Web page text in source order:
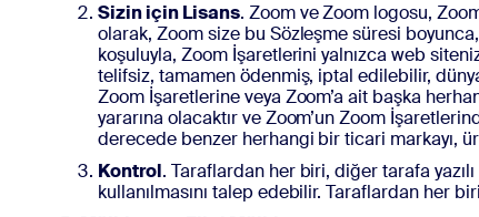
Sizin için Lisans. Zoom ve Zoom logosu,
olarak, Zoom size bu Sözleşme süresi
koşuluyla, Zoom İşaretlerini yalnızca web
telifsiz, tamamen ödenmiş, iptal edilebilir,
Zoom İşaretlerine veya Zoom’a ait başka
yararına olacaktır ve Zoom’un Zoom
derecede benzer herhangi bir ticari markayı,
Kontrol. Taraflardan her biri, diğer tarafa
kullanılmasını talep edebilir. Taraflardan her